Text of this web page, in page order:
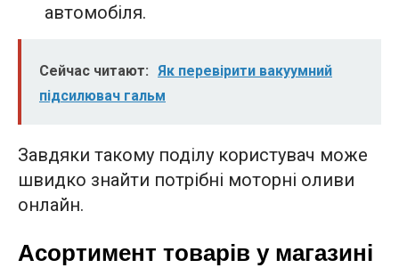
автомобіля.
Сейчас читают: Як перевірити вакуумний
підсилювач гальм
Завдяки такому поділу користувач може
швидко знайти потрібні моторні оливи
онлайн.
Асортимент товарів у магазині